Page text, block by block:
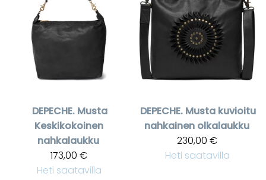
DEPECHE. Musta
Keskikokoinen
nahkalaukku
173,00 €
Heti saatavilla
DEPECHE. Musta kuvioitu
nahkainen olkalaukku
230,00 €
Heti saatavilla